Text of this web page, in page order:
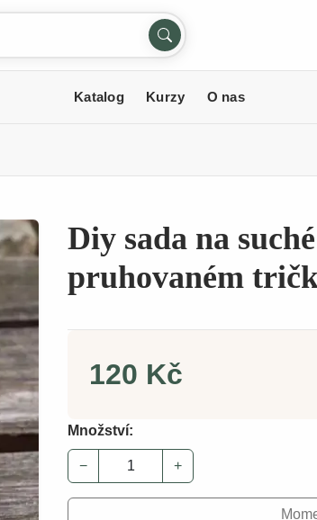
Katalog Kurzy O nas
Diy sada na
pruhovaném
120 Kč
Množství:
− +